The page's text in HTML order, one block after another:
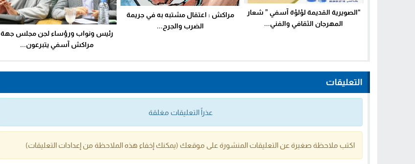
“الصويرية القديمة لؤلؤة آسفي ” شعار
المهرجان الثقافي والفني...
مراكش : اعتقال مشتبه به في جريمة
الضرب والجرح...
رئيس ونواب ورؤساء لجن مجلس جهة
مراكش آسفي يتبرعون...
التعليقات
عذراً التعليقات مغلقة
اكتب ملاحظة صغيرة عن التعليقات المنشورة على موقعك (يمكنك إخفاء هذه الملاحظة من إعدادات التعليقات)